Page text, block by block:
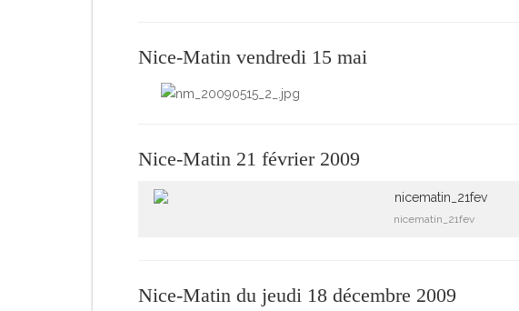
Nice-Matin vendredi 15 mai
Nice-Matin 21 février 2009
nicematin_21fev
Nice-Matin du jeudi 18 décembre 2009